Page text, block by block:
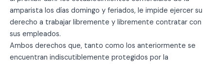
amparista los días domingo y feriados, le impide ejercer su
derecho a trabajar libremente y libremente contratar con
sus empleados.
Ambos derechos que, tanto como los anteriormente se
encuentran indiscutiblemente protegidos por la